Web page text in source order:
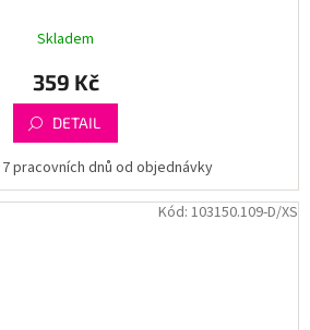
Skladem
359 Kč
DETAIL
pracovních dnů od objednávky
Kód: 103150.109-D/XS